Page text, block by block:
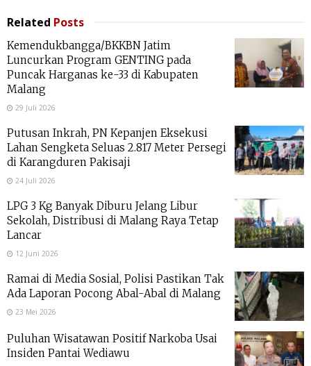
Related Posts
Kemendukbangga/BKKBN Jatim
Luncurkan Program GENTING pada
Puncak Harganas ke-33 di Kabupaten
Malang
29 Juli 2026
Putusan Inkrah, PN Kepanjen Eksekusi
Lahan Sengketa Seluas 2.817 Meter Persegi
di Karangduren Pakisaji
24 Juli 2026
LPG 3 Kg Banyak Diburu Jelang Libur
Sekolah, Distribusi di Malang Raya Tetap
Lancar
12 Juni 2026
Ramai di Media Sosial, Polisi Pastikan Tak
Ada Laporan Pocong Abal-Abal di Malang
23 Mei 2026
Puluhan Wisatawan Positif Narkoba Usai
Insiden Pantai Wediawu